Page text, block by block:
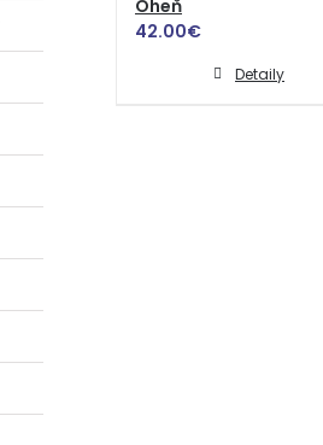
Oheň
42.00€
Detaily